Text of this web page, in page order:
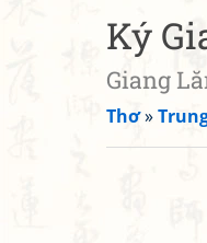
Ký
Giang
Thơ»